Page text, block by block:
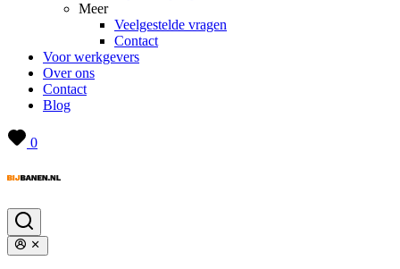
Meer
Veelgestelde vragen
Contact
Voor werkgevers
Over ons
Contact
Blog
0